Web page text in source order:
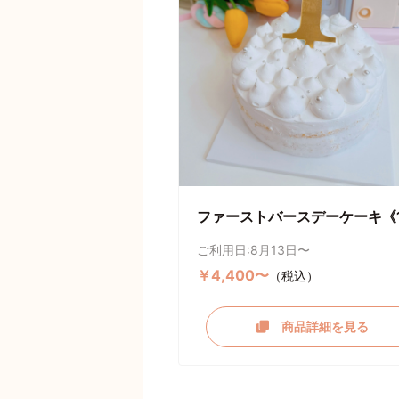
ファーストバースデーケーキ《
ご利用日:8月13日〜
￥4,400〜 （税込）
商品詳細を見る